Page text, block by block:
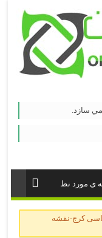
مي سازد.
کرج-نقشه